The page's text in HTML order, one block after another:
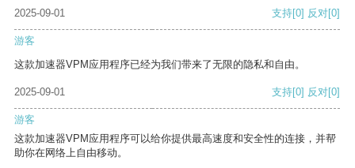
2025-09-01
支持[0] 反对[0]
游客
这款加速器VPM应用程序已经为我们带来了无限的隐私和自由。
2025-09-01 支持[0] 反对[0]
游客
这款加速器VPM应用程序可以给你提供最高速度和安全性的连接，并帮
助你在网络上自由移动。